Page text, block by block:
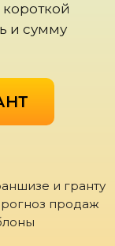
короткой
и сумму
и гранту
продаж